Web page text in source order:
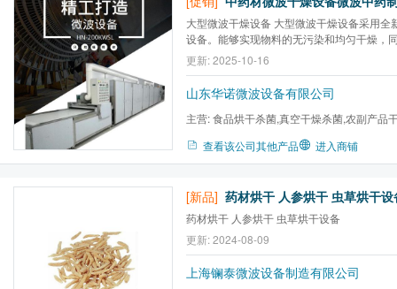
大型微波干燥设备 大型微波干燥设备采用全新的微波烘干技术与
设备。能够实现物料的无污染和均匀干燥，
温度，此外干燥速度通常提高数倍以上，生
燥能耗通常降低50%以上，完全达到国家环
全洁净高效生产。
更新: 2025-10-16
山东华诺微波设备有限公司
主营:食品烘干杀菌,真空干燥杀菌,农副产品
查看该公司其他产品 进入商铺
[新品] 药材烘干 人参烘干 虫草烘干设
药材烘干 人参烘干 虫草烘干设备
更新: 2024-08-09
上海镧泰微波设备制造有限公司